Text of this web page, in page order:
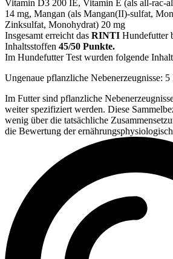
Vitamin D3 200 IE, Vitamin E (als all-rac-
14 mg, Mangan (als Mangan(II)-sulfat,
Zinksulfat, Monohydrat) 20 mg
Insgesamt erreicht das RINTI Hundefutter
Inhaltsstoffen 45/50 Punkte.
Im Hundefutter Test wurden folgende
Ungenaue pflanzliche Nebenerzeugnisse:
Im Futter sind pflanzliche
weiter spezifiziert werden. Diese
wenig über die tatsächliche
die Bewertung der